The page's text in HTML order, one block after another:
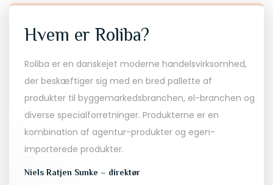
Hvem er Roliba?
Roliba er en danskejet moderne handelsvirksomhed,
der beskæftiger sig med en bred pallette af
produkter til byggemarkedsbranchen, el-branchen og
diverse specialforretninger. Produkterne er en
kombination af agentur-produkter og egen-
importerede produkter.
Niels Ratjen Sunke – direktør